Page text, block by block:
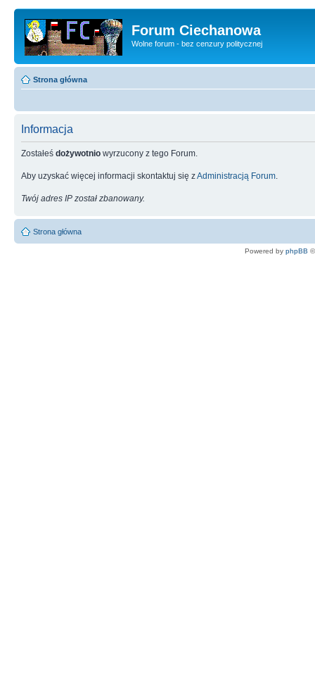
Forum Ciechanowa
Wolne forum - bez cenzury politycznej
Strona główna
Informacja
Zostałeś dożywotnio wyrzucony z tego Forum.
Aby uzyskać więcej informacji skontaktuj się zAdministracją Forum
Twój adres IP został zbanowany.
Strona główna
Powered by phpBB